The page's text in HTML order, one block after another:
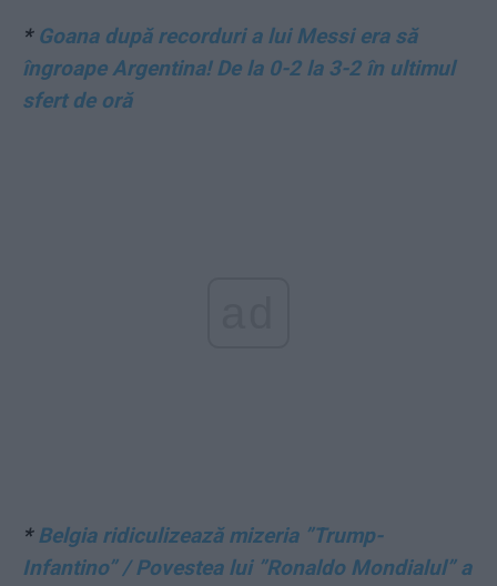
* Goana după recorduri a lui Messi era să
îngroape Argentina! De la 0-2 la 3-2 în ultimul
sfert de oră
*Belgia ridiculizează mizeria ”Trump-
Infantino” / Povestea lui ”Ronaldo Mondialul” a